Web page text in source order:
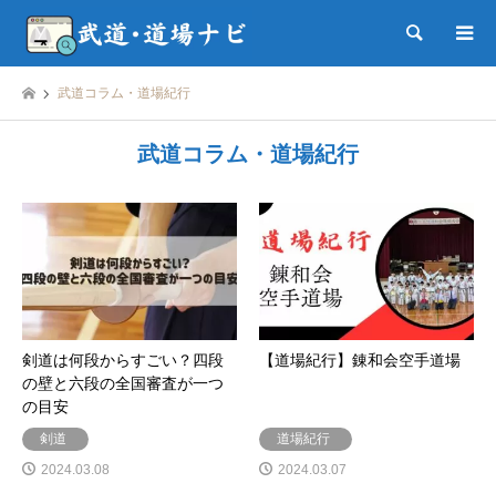
検索
武道コラム・道場紀行
武道コラム・道場紀行
剣道は何段からすごい？四段
の壁と六段の全国審査が一つ
の目安
剣道
2024.03.08
【道場紀行】錬和会空手道場
道場紀行
2024.03.07